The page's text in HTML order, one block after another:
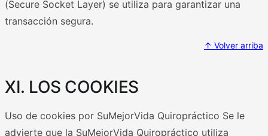
(Secure Socket Layer) se utiliza para garantizar una
transacción segura.
↑ Volver arriba
XI. LOS COOKIES
Uso de cookies por SuMejorVida Quiropráctico Se le
advierte que la SuMejorVida Quiropráctico utiliza